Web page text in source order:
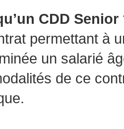
CDD Senior
permettant à
un salarié
de ce